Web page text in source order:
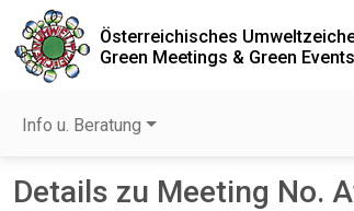
Österreichisches
Green Meetings & Green Events
Info u. Beratung
Details zu Meeting No.